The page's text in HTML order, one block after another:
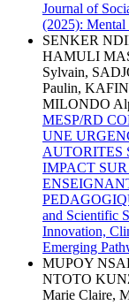
Journal of
(2025):
SENKER
HAMULI
Sylvain,
Paulin,
MILONDO
MESP/RD
UNE
AUTORITES
IMPACT
and Scientific
Innovation,
Emerging
MUPOY
NTOTO
Marie Claire,